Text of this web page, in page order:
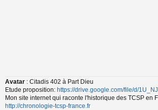
Avatar : Citadis 402 à Part Dieu
Etude proposition: https://drive.google.com/file/d/
Mon site internet qui raconte l'historique des TCSP en
http://chronologie-tcsp-france.fr